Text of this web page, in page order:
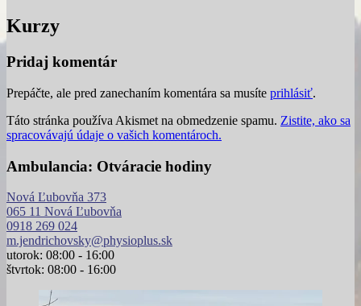
Kurzy
Pridaj komentár
Prepáčte, ale pred zanechaním komentára sa musíte prihlásiť.
Táto stránka používa Akismet na obmedzenie spamu. Zistite, ako sa
spracovávajú údaje o vašich komentároch.
Ambulancia: Otváracie hodiny
Nová Ľubovňa 373
065 11 Nová Ľubovňa
0918 269 024
m.jendrichovsky@physioplus.sk
utorok: 08:00 - 16:00
štvrtok: 08:00 - 16:00